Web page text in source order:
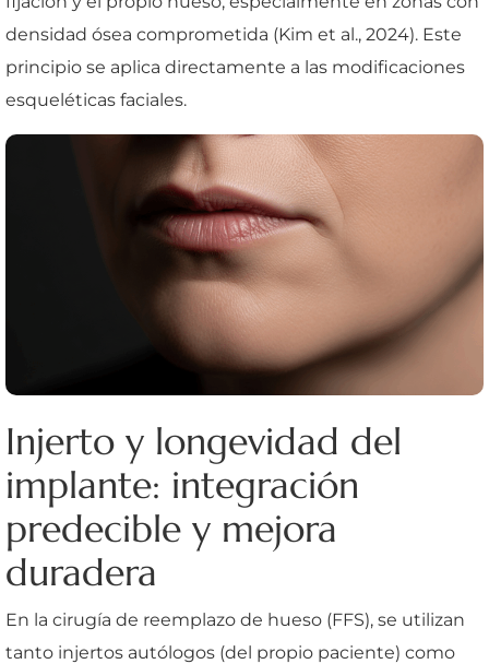
densidad ósea comprometida (Kim et al., 2024). Este
principio se aplica directamente a las modificaciones
esqueléticas faciales.
Injerto y longevidad del
implante: integración
predecible y mejora
duradera
En la cirugía de reemplazo de hueso (FFS), se utilizan
tanto injertos autólogos (del propio paciente) como